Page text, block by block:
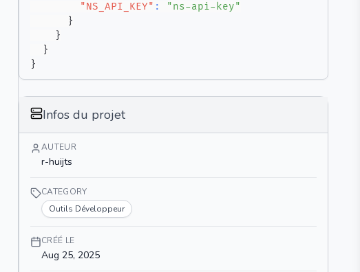
"NS_API_KEY" :
"ns-api-key"
}
}
}
}
Infos du projet
AUTEUR
r-huijts
CATEGORY
Outils Développeur
CRÉÉ LE
Aug 25, 2025